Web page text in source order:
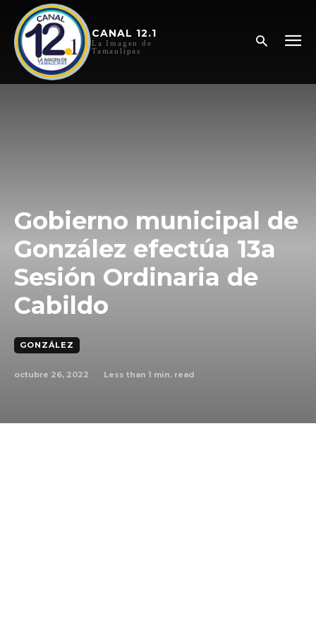
CANAL 12.1
La Imagen de
Tamaulipas
Gobierno municipal de
González efectúa 13a
Sesión Ordinaria de
Cabildo
GONZÁLEZ
octubre 26, 2022 Less than 1 min. read